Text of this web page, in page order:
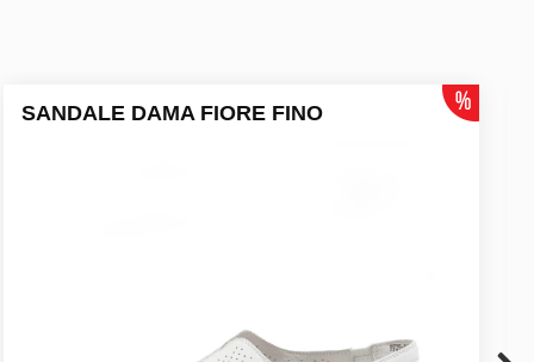
SANDALE DAMA FIORE FINO